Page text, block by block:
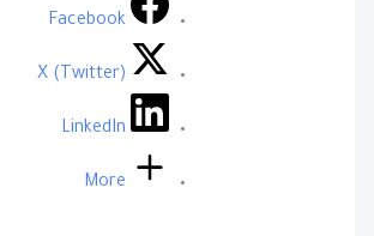
Facebook
X (Twitter)
LinkedIn
More